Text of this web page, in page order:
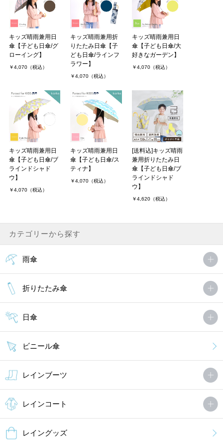
キッズ晴雨兼用日
傘【子ども日傘/グ
ローイング】
￥4,070（税込）
キッズ晴雨兼用折
りたたみ日傘【子
ども日傘/ラインフ
ラワー】
￥4,070（税込）
キッズ晴雨兼用日
傘【子ども日傘/大
好きなガーデン】
￥4,070（税込）
キッズ晴雨兼用日
傘【子ども日傘/ブ
ラインドシャド
ウ】
￥4,070（税込）
キッズ晴雨兼用日
傘【子ども日傘/ス
ティナ】
￥4,070（税込）
[送料込]キッズ晴雨
兼用折りたたみ日
傘【子ども日傘/ブ
ラインドシャド
ウ】
￥4,620（税込）
カテゴリーから探す
雨傘
折りたたみ傘
日傘
ビニール傘
レインブーツ
レインコート
レイングッズ